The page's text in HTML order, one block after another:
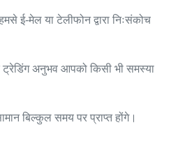
ई-मेल या टेलीफोन द्वारा निःसंकोच
ट्रेडिंग अनुभव आपको किसी भी समस्या
बिल्कुल समय पर प्राप्त होंगे।